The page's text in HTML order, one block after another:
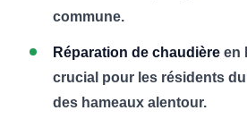
commune.
Réparation de chaudière en
crucial pour les résidents
des hameaux alentour.